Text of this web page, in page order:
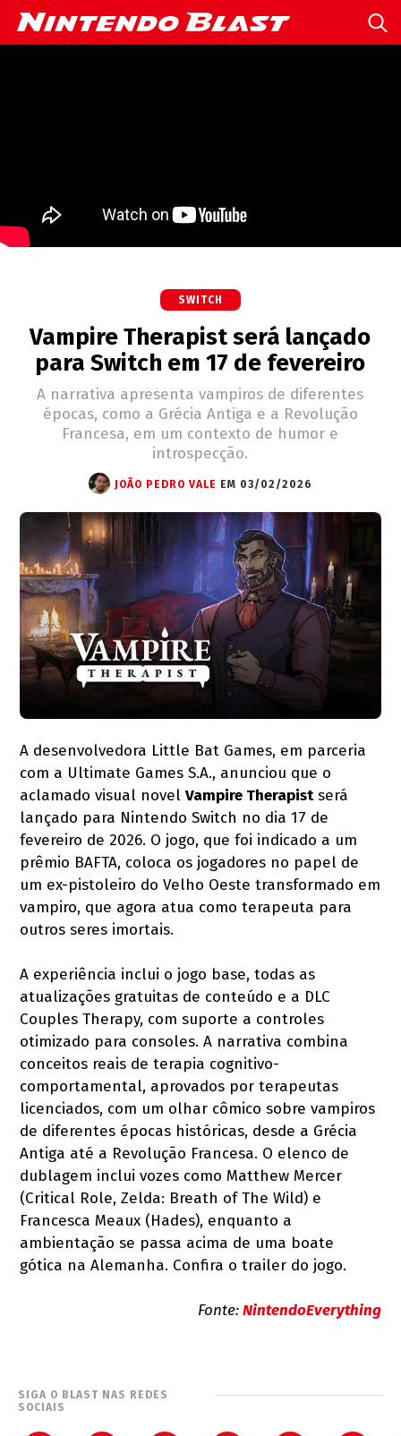
SWITCH
Vampire Therapist será lançado
para Switch em 17 de fevereiro
A narrativa apresenta vampiros de diferentes
épocas, como a Grécia Antiga e a Revolução
Francesa, em um contexto de humor e
introspecção.
JOÃO PEDRO VALE EM 03/02/2026
A desenvolvedora Little Bat Games, em parceria
com a Ultimate Games S.A., anunciou que o
aclamado visual novelVampire Therapistserá
lançado para Nintendo Switch no dia 17 de
fevereiro de 2026. O jogo, que foi indicado a um
prêmio BAFTA, coloca os jogadores no papel de
um ex-pistoleiro do Velho Oeste transformado em
vampiro, que agora atua como terapeuta para
outros seres imortais.
A experiência inclui o jogo base, todas as
atualizações gratuitas de conteúdo e a DLC
Couples Therapy, com suporte a controles
otimizado para consoles. A narrativa combina
conceitos reais de terapia cognitivo-
comportamental, aprovados por terapeutas
licenciados, com um olhar cômico sobre vampiros
de diferentes épocas históricas, desde a Grécia
Antiga até a Revolução Francesa. O elenco de
dublagem inclui vozes como Matthew Mercer
(Critical Role, Zelda: Breath of The Wild) e
Francesca Meaux (Hades), enquanto a
ambientação se passa acima de uma boate
gótica na Alemanha. Confira o trailer do jogo.
Fonte:NintendoEverything
SIGA O BLAST NAS REDES
SOCIAIS